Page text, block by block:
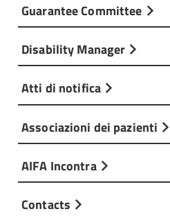
Guarantee Committee
Disability Manager
Atti di notifica
Associazioni dei pazienti
AIFA Incontra
Contacts